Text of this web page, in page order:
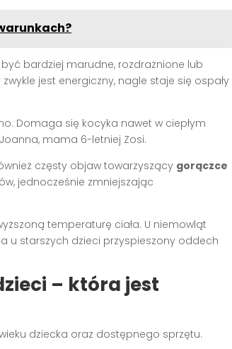
bardziej marudne, rozdrażnione lub
jest energiczny, nagle staje się ospały
Domaga się kocyka nawet w ciepłym
mama 6-letniej Zosi.
częsty objaw towarzyszący gorączce
jednocześnie zmniejszając
temperaturę ciała. U niemowląt
u starszych dzieci przyspieszony oddech
– która jest
dziecka oraz dostępnego sprzętu.